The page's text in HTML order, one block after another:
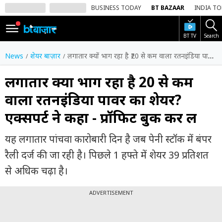
BUSINESS TODAY BT BAZAAR INDIA
BT TV Search
SIGN
IN
Dark
Mode
होम
शेयर
वीडियो
ट्रेंडिंग
News शेयर बाज़ार लगातार क्यों भाग रहा है ₹20 से कम वाला रतनइंडिया पावर का शेयर? एक्सपर्ट ने कहा - प्रॉफिट बुक कर लें
लगातार क्यों भाग रहा है ₹20 से कम
वाला रतनइंडिया पावर का शेयर?
एक्सपर्ट ने कहा - प्रॉफिट बुक कर लें
यह लगातार पांचवा कारोबारी दिन है जब पेनी स्टॉक में बंपर
रैली दर्ज की जा रही है। पिछले 1 हफ्ते में शेयर 39 प्रतिशत
से अधिक चढ़ा है।
ADVERTISEMENT